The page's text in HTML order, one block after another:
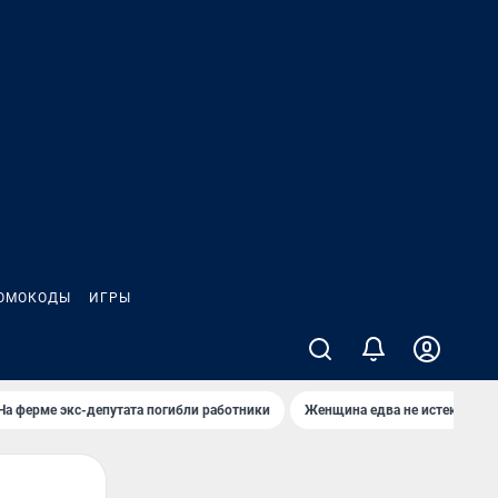
ИГРЫ
ферме экс-депутата погибли работники Женщина едва не истекла